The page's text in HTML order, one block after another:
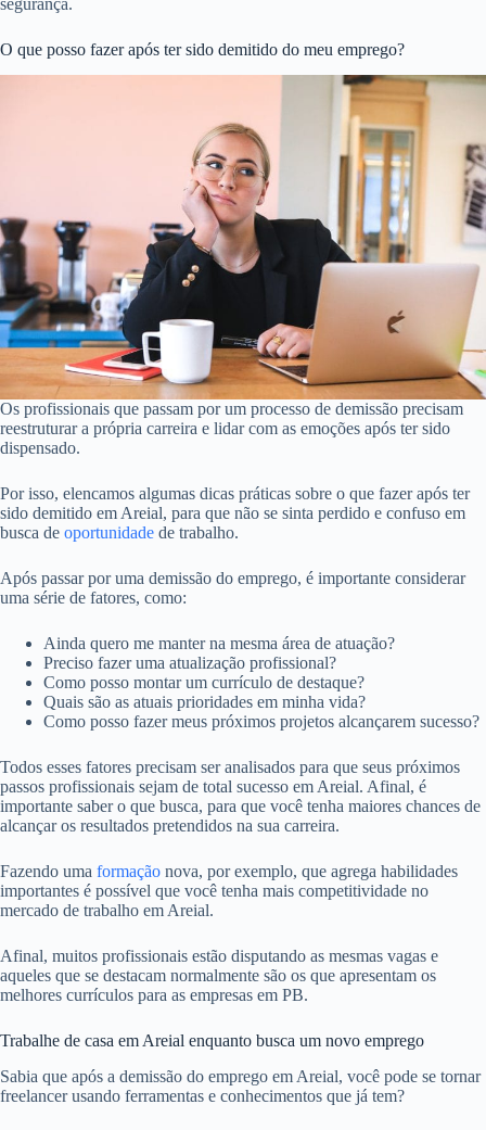
O que posso fazer após ter sido demitido do meu emprego?
Os profissionais que passam por um processo de demissão precisam
reestruturar a própria carreira e lidar com as emoções após ter sido
dispensado.
Por isso, elencamos algumas dicas práticas sobre o que fazer após ter
sido demitido em Areial, para que não se sinta perdido e confuso em
busca de oportunidade de trabalho.
Após passar por uma demissão do emprego, é importante considerar
uma série de fatores, como:
Ainda quero me manter na mesma área de atuação?
Preciso fazer uma atualização profissional?
Como posso montar um currículo de destaque?
Quais são as atuais prioridades em minha vida?
Como posso fazer meus próximos projetos alcançarem sucesso?
Todos esses fatores precisam ser analisados para que seus próximos
passos profissionais sejam de total sucesso em Areial. Afinal, é
importante saber o que busca, para que você tenha maiores chances de
alcançar os resultados pretendidos na sua carreira.
Fazendo uma formação nova, por exemplo, que agrega habilidades
importantes é possível que você tenha mais competitividade no
mercado de trabalho em Areial.
Afinal, muitos profissionais estão disputando as mesmas vagas e
aqueles que se destacam normalmente são os que apresentam os
melhores currículos para as empresas em PB.
Trabalhe de casa em Areial enquanto busca um novo emprego
Sabia que após a demissão do emprego em Areial, você pode se tornar
freelancer usando ferramentas e conhecimentos que já tem?